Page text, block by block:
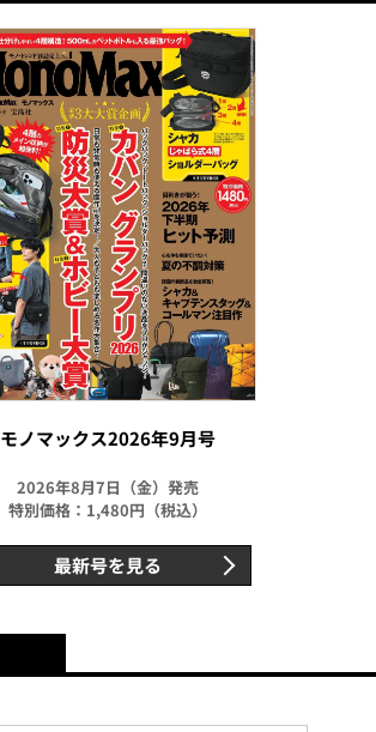
モノマックス2026年9月号
2026年8月7日（金）発売
特別価格：1,480円（税込）
最新号を見る